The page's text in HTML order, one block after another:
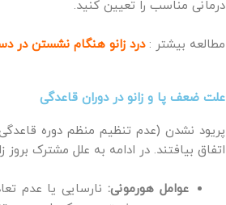
درمانی مناسب را تعیین کنید.
مطالعه بیشتر :درد زانو هنگام نشستن در
علت ضعف پا و زانو در دوران قاعدگی
پریود نشدن (عدم تنظیم منظم دوره
اتفاق بیافتند. در ادامه به علل مشترک بروز
عوامل هورمونی: نارسایی یا عدم